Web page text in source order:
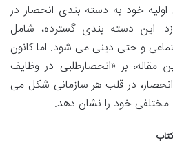
خود به دسته بندی انحصار در
این دسته بندی گسترده، شامل
و حتی دینی می شود. اما کانون
بر «انحصارطلبی در وظایف
در قلب هر سازمانی شکل می
مختلفی خود را نشان دهد.